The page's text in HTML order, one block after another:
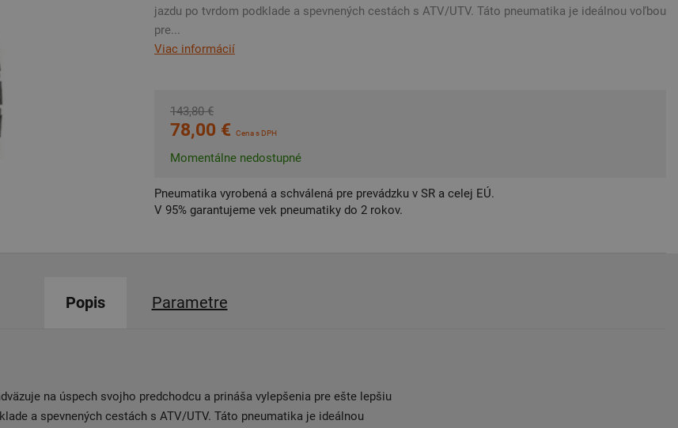
jazdu po tvrdom podklade a spevnených cestách s ATV/UTV. Táto pneumatika je ideálnou voľbou
pre...
Viac informácií
143,80 €
78,00 € Cena s DPH
Momentálne nedostupné
Pneumatika vyrobená a schválená pre prevádzku v SR a celej EÚ.
V 95% garantujeme vek pneumatiky do 2 rokov.
Popis Parametre
na úspech svojho predchodcu a prináša vylepšenia pre ešte lepšiu
a spevnených cestách s ATV/UTV. Táto pneumatika je ideálnou